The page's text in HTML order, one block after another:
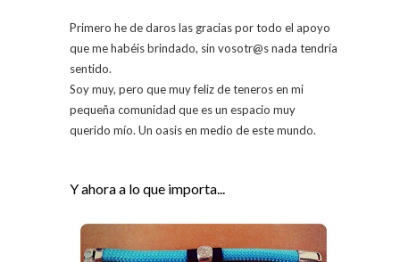
Primero he de daros las gracias por todo el apoyo
que me habéis brindado, sin vosotr@s nada tendría
sentido.
Soy muy, pero que muy feliz de teneros en mi
pequeña comunidad que es un espacio muy
querido mío. Un oasis en medio de este mundo.
Y ahora a lo que importa...